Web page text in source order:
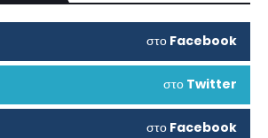
στο Facebook
στο Twitter
στο Facebook